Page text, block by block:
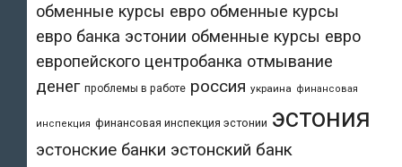
обменные курсы евро обменные курсы
евро банка эстонии обменные курсы евро
европейского центробанка отмывание
денег проблемы в работе россия украина финансовая
инспекция финансовая инспекция эстонии эстония
эстонские банки эстонский банк